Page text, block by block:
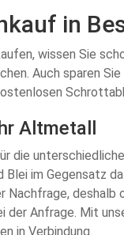
in
wissen Sie
Auch sparen
Altmetall
die
im Gegensatz
der Anfrage. Mit
in Verbindung.